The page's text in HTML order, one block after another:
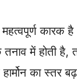
कारक
तनाव में होती है,
का स्तर